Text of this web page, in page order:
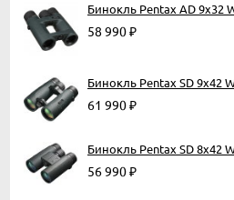
Бинокль Pentax AD 9x32
58 990₽
Бинокль Pentax SD 9x42
61 990₽
Бинокль Pentax SD 8x42
56 990₽